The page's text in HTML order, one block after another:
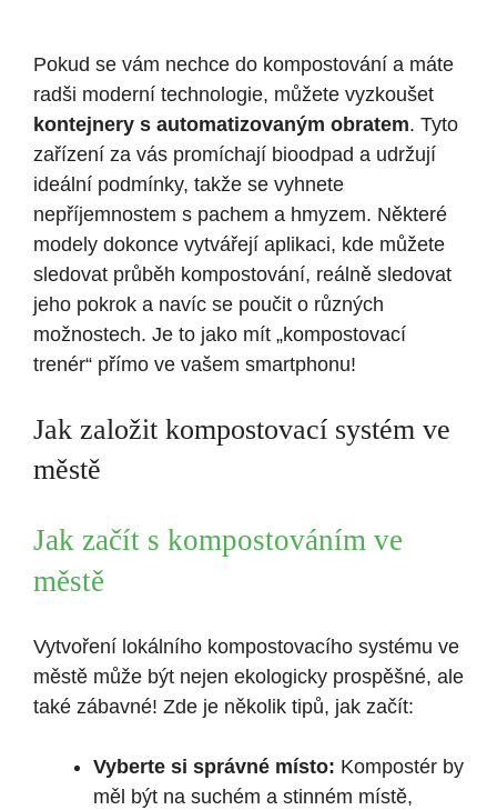
Pokud se vám nechce⁢ do kompostování​ a máte
radši moderní technologie, ⁣můžete vyzkoušet
kontejnery s⁢ automatizovaným‍ obratem. Tyto
zařízení za vás promíchají bioodpad a udržují
ideální podmínky, takže se vyhnete
nepříjemnostem s pachem a hmyzem. Některé
modely dokonce vytvářejí aplikaci, kde můžete‍
sledovat průběh kompostování, ⁣reálně sledovat
jeho pokrok a navíc se poučit o různých
možnostech. Je to jako mít „kompostovací
trenér“​ přímo‍ ve‌ vašem smartphonu!
Jak založit kompostovací systém ve
městě
Jak začít s kompostováním ve
‌městě
Vytvoření lokálního kompostovacího systému⁤ ve
​městě může být nejen ekologicky prospěšné, ale⁤
také zábavné! Zde je několik tipů, jak začít:
Vyberte si správné místo: Kompostér by
měl být na suchém a stinném místě,